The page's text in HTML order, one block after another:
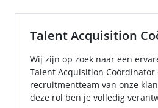
Talent Acquisition
Wij zijn op zoek naar een
Talent Acquisition Coördinator
recruitmentteam van onze
deze rol ben je volledig